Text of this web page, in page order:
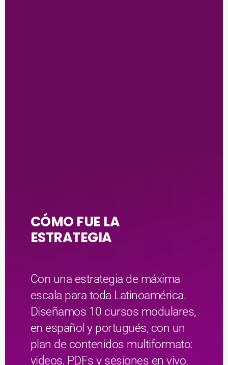
CÓMO FUE LA
ESTRATEGIA
Con una estrategia de máxima
escala para toda Latinoamérica.
Diseñamos 10 cursos modulares,
en español y portugués, con un
plan de contenidos multiformato:
videos, PDFs y sesiones en vivo.